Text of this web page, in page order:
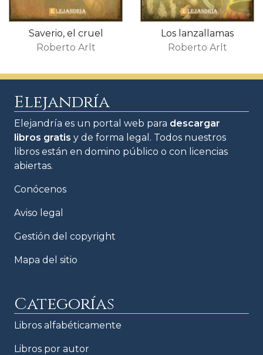
Saverio, el cruel
Roberto Arlt
Los lanzallamas
Roberto Arlt
Elejandría
Elejandría es un portal web para descargar
libros gratis y de forma legal. Todos nuestros
libros están en domino público o con licencias
abiertas.
Conócenos
Aviso legal
Gestión del copyright
Mapa del sitio
Categorías
Libros alfabéticamente
Libros por autor